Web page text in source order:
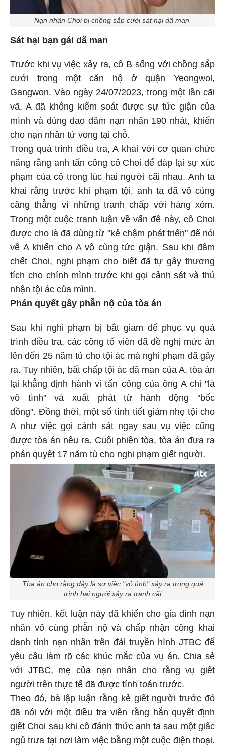
Nạn nhân Choi bị chồng sắp cưới sát hại dã man
Sát hại bạn gái dã man
Trước khi vụ việc xảy ra, cô B sống với chồng sắp
cưới trong một căn hộ ở quận Yeongwol,
Gangwon. Vào ngày 24/07/2023, trong một lần cãi
vã, A đã không kiểm soát được sự tức giận của
mình và dùng dao đâm nạn nhân 190 nhát, khiến
cho nạn nhân tử vong tại chỗ.
Trong quá trình điều tra, A khai với cơ quan chức
năng rằng anh tấn công cô Choi để đáp lại sự xúc
phạm của cô trong lúc hai người cãi nhau. Anh ta
khai rằng trước khi phạm tội, anh ta đã vô cùng
căng thẳng vì những tranh chấp với hàng xóm.
Trong một cuộc tranh luận về vấn đề này, cô Choi
được cho là đã dùng từ "kẻ chậm phát triển" để nói
về A khiến cho A vô cùng tức giận. Sau khi đâm
chết Choi, nghi phạm cho biết đã tự gây thương
tích cho chính mình trước khi gọi cảnh sát và thú
nhận tội ác của mình.
Phán quyết gây phẫn nộ của tòa án
Sau khi nghi phạm bị bắt giam để phục vụ quá
trình điều tra, các công tố viên đã đề nghị mức án
lên đến 25 năm tù cho tội ác mà nghi phạm đã gây
ra. Tuy nhiên, bất chấp tội ác dã man của A, tòa án
lại khẳng định hành vi tấn công của ông A chỉ "là
vô tình" và xuất phát từ hành động "bốc
đồng". Đồng thời, một số tình tiết giảm nhẹ tội cho
A như việc gọi cảnh sát ngay sau vụ việc cũng
được tòa án nêu ra. Cuối phiên tòa, tòa án đưa ra
phán quyết 17 năm tù cho nghi phạm giết người.
Tòa án cho rằng đây là sự việc "vô tình" xảy ra trong quá
trình hai người xảy ra tranh cãi
Tuy nhiên, kết luận này đã khiến cho gia đình nạn
nhân vô cùng phẫn nộ và chấp nhận công khai
danh tính nạn nhân trên đài truyền hình JTBC để
yêu cầu làm rõ các khúc mắc của vụ án. Chia sẻ
với JTBC, mẹ của nạn nhân cho rằng vụ giết
người trên thực tế đã được tính toán trước.
Theo đó, bà lập luận rằng kẻ giết người trước đó
đã nói với một điều tra viên rằng hắn quyết định
giết Choi sau khi cô đánh thức anh ta sau một giấc
ngủ trưa tại nơi làm việc bằng một cuộc điện thoại.